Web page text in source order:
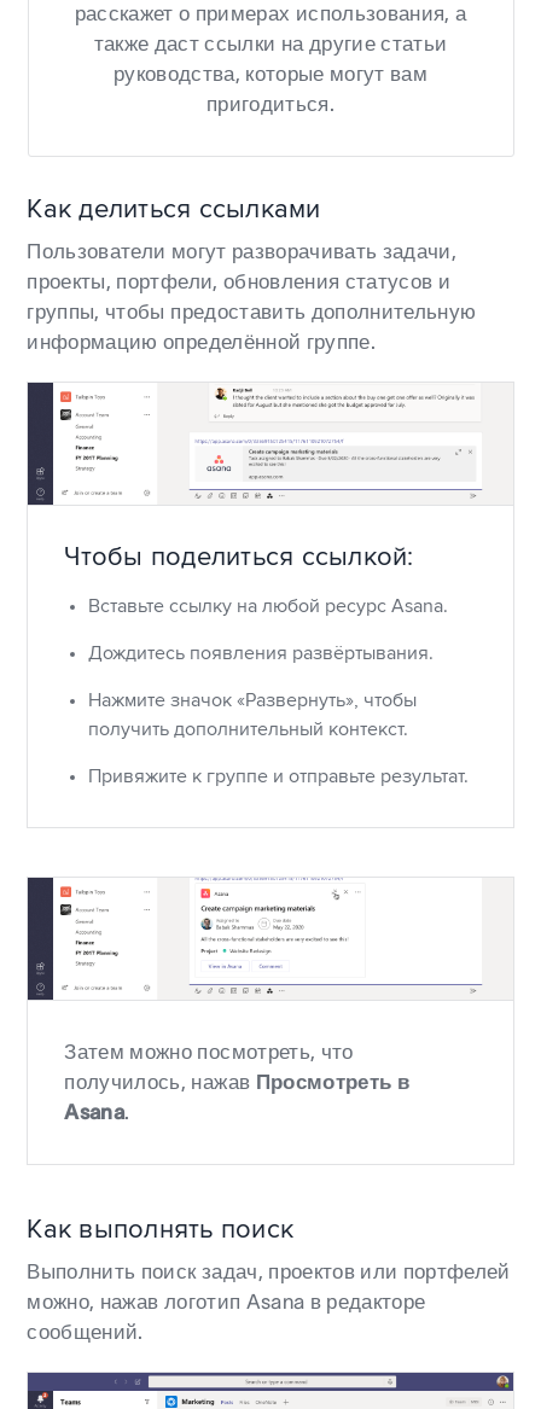
расскажет о примерах использования, а
также даст ссылки на другие статьи
руководства, которые могут вам
пригодиться.
Как делиться ссылками
Пользователи могут разворачивать задачи,
проекты, портфели, обновления статусов и
группы, чтобы предоставить дополнительную
информацию определённой группе.
Чтобы поделиться ссылкой:
Вставьте ссылку на любой ресурс Asana.
Дождитесь появления развёртывания.
Нажмите значок «Развернуть», чтобы
получить дополнительный контекст.
Привяжите к группе и отправьте результат.
Затем можно посмотреть, что
получилось, нажав Просмотреть в
Asana.
Как выполнять поиск
Выполнить поиск задач, проектов или портфелей
можно, нажав логотип Asana в редакторе
сообщений.